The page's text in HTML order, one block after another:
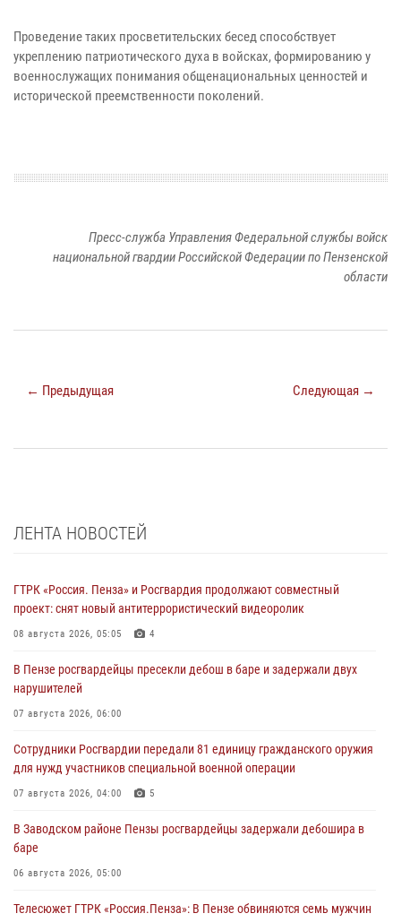
Проведение таких просветительских бесед способствует
укреплению патриотического духа в войсках, формированию у
военнослужащих понимания общенациональных ценностей и
исторической преемственности поколений.
Пресс-служба Управления Федеральной службы войск
национальной гвардии Российской Федерации по Пензенской
области
← Предыдущая Следующая →
ЛЕНТА НОВОСТЕЙ
ГТРК «Россия. Пенза» и Росгвардия продолжают совместный
проект: снят новый антитеррористический видеоролик
08 августа 2026, 05:05 4
В Пензе росгвардейцы пресекли дебош в баре и задержали двух
нарушителей
07 августа 2026, 06:00
Сотрудники Росгвардии передали 81 единицу гражданского оружия
для нужд участников специальной военной операции
07 августа 2026, 04:00 5
В Заводском районе Пензы росгвардейцы задержали дебошира в
баре
06 августа 2026, 05:00
Телесюжет ГТРК «Россия.Пенза»: В Пензе обвиняются семь мужчин